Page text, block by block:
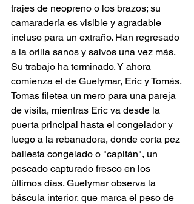
trajes de neopreno o los brazos; su
camaradería es visible y agradable
incluso para un extraño. Han regresado
a la orilla sanos y salvos una vez más.
Su trabajo ha terminado. Y ahora
comienza el de Guelymar, Eric y Tomás.
Tomas filetea un mero para una pareja
de visita, mientras Eric va desde la
puerta principal hasta el congelador y
luego a la rebanadora, donde corta pez
ballesta congelado o "capitán", un
pescado capturado fresco en los
últimos días. Guelymar observa la
báscula interior, que marca el peso de